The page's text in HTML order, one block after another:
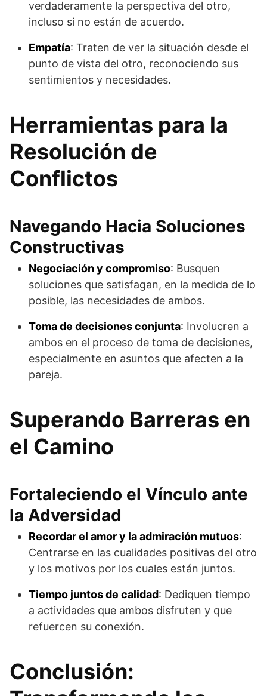
verdaderamente la perspectiva del otro,
incluso si no están de acuerdo.
Empatía: Traten de ver la situación desde el
punto de vista del otro, reconociendo sus
sentimientos y necesidades.
Herramientas para la
Resolución de
Conflictos
Navegando Hacia Soluciones
Constructivas
Negociación y compromiso: Busquen
soluciones que satisfagan, en la medida de lo
posible, las necesidades de ambos.
Toma de decisiones conjunta: Involucren a
ambos en el proceso de toma de decisiones,
especialmente en asuntos que afecten a la
pareja.
Superando Barreras en
el Camino
Fortaleciendo el Vínculo ante
la Adversidad
Recordar el amor y la admiración mutuos:
Centrarse en las cualidades positivas del otro
y los motivos por los cuales están juntos.
Tiempo juntos de calidad: Dediquen tiempo
a actividades que ambos disfruten y que
refuercen su conexión.
Conclusión: